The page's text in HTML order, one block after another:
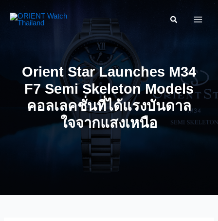
Orient Star Launches M34
F7 Semi Skeleton Models
คอลเลคชั่นที่ได้แรงบันดาล
ใจจากแสงเหนือ